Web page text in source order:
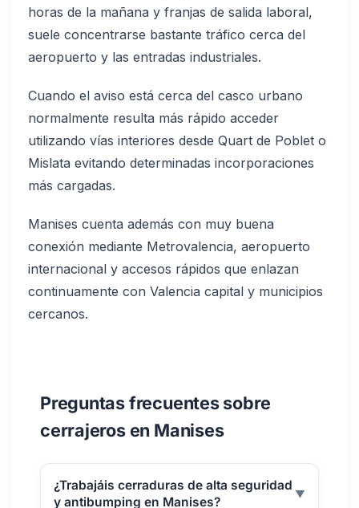
horas de la mañana y franjas de salida laboral,
suele concentrarse bastante tráfico cerca del
aeropuerto y las entradas industriales.
Cuando el aviso está cerca del casco urbano
normalmente resulta más rápido acceder
utilizando vías interiores desde Quart de Poblet o
Mislata evitando determinadas incorporaciones
más cargadas.
Manises cuenta además con muy buena
conexión mediante Metrovalencia, aeropuerto
internacional y accesos rápidos que enlazan
continuamente con Valencia capital y municipios
cercanos.
Preguntas frecuentes sobre
cerrajeros en Manises
¿Trabajáis cerraduras de alta seguridad
y antibumping en Manises?
▼